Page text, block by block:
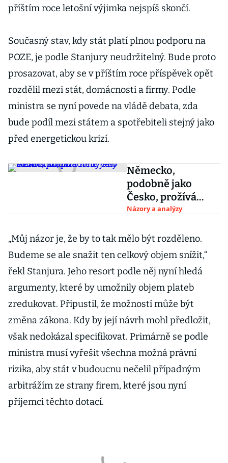
příštím roce letošní výjimka nejspíš skončí.
Současný stav, kdy stát platí plnou podporu na
POZE, je podle Stanjury neudržitelný. Bude proto
prosazovat, aby se v příštím roce příspěvek opět
rozdělil mezi stát, domácnosti a firmy. Podle
ministra se nyní povede na vládě debata, zda
bude podíl mezi státem a spotřebiteli stejný jako
před energetickou krizí.
Německo,
podobně jako
Česko, prožívá
nebývalý solární
Názory a analýzy
„Můj názor je, že by to tak mělo být rozděleno.
Budeme se ale snažit ten celkový objem snížit,“
řekl Stanjura. Jeho resort podle něj nyní hledá
argumenty, které by umožnily objem plateb
zredukovat. Připustil, že možností může být
změna zákona. Kdy by její návrh mohl předložit,
však nedokázal specifikovat. Primárně se podle
ministra musí vyřešit všechna možná právní
rizika, aby stát v budoucnu nečelil případným
arbitrážím ze strany firem, které jsou nyní
příjemci těchto dotací.